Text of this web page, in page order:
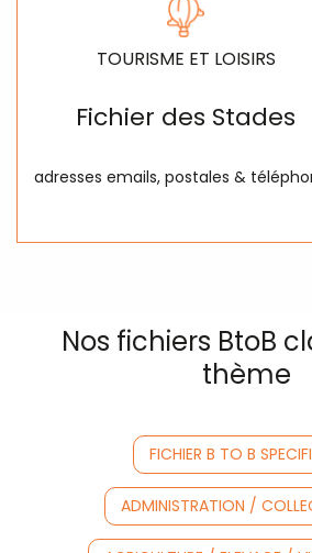
TOURISME ET LOISIRS
Fichier des Stades
adresses emails, postales &
Nos fichiers BtoB
thème
FICHIER B TO B
ADMINISTRATION /